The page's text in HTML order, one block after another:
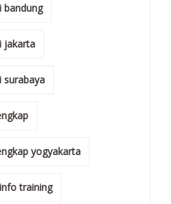
bandung
jakarta
surabaya
yogyakarta
info training